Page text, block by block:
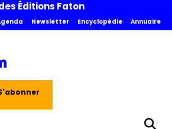
Éditions Faton
Newsletter Encyclopédie Annuaire